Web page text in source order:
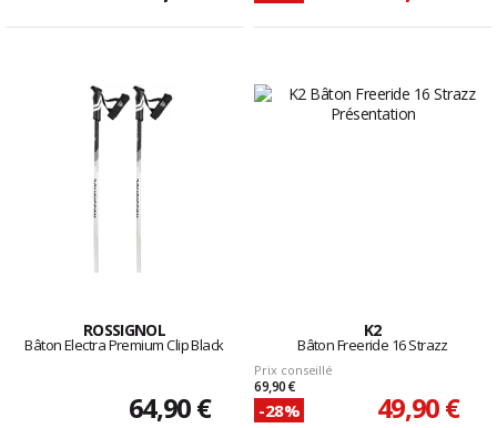
ROSSIGNOL
Bâton Electra Premium Clip Black
64,90 €
K2
Bâton Freeride 16 Strazz
Prix conseillé
69,90 €
-28% 49,90 €